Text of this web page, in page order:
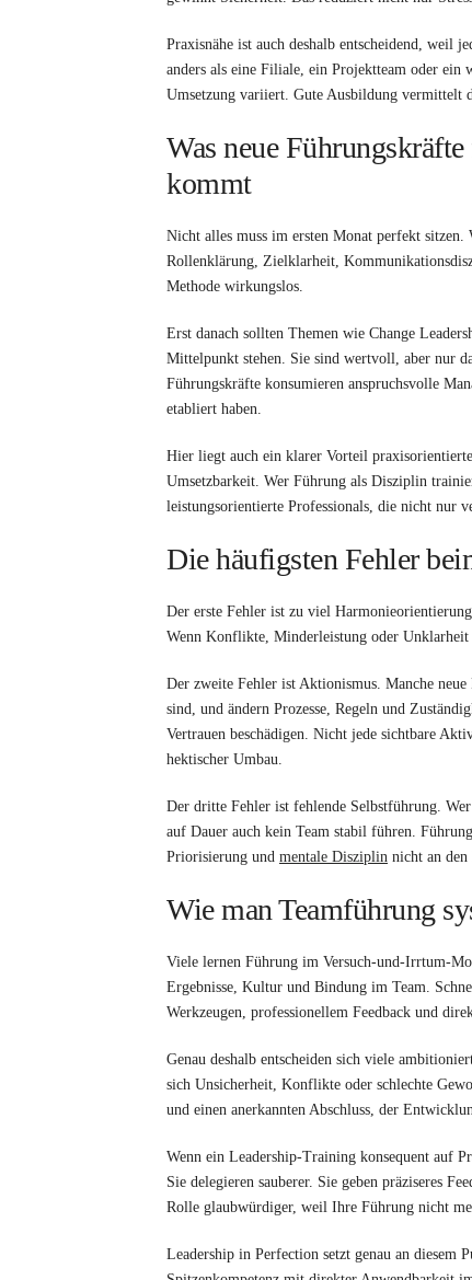
Praxisnähe ist auch deshalb entscheidend, weil
anders als eine Filiale, ein Projektteam oder ein
Umsetzung variiert. Gute Ausbildung vermittelt
Was neue
kommt
Nicht alles muss im ersten Monat perfekt
Rollenklärung, Zielklarheit,
Methode wirkungslos.
Erst danach sollten Themen wie Change
Mittelpunkt stehen. Sie sind wertvoll, aber nur
Führungskräfte konsumieren anspruchsvolle
etabliert haben.
Hier liegt auch ein klarer Vorteil
Umsetzbarkeit. Wer Führung als Disziplin
leistungsorientierte Professionals, die nicht nur
Die häufigsten Fehler
Der erste Fehler ist zu viel
Wenn Konflikte, Minderleistung oder Unklarheit
Der zweite Fehler ist Aktionismus. Manche
sind, und ändern Prozesse, Regeln und
Vertrauen beschädigen. Nicht jede sichtbare
hektischer Umbau.
Der dritte Fehler ist fehlende Selbstführung.
auf Dauer auch kein Team stabil führen.
Priorisierung und mentale Disziplin nicht an
Wie man Teamführung
Viele lernen Führung im Versuch-und-Irrtum-
Ergebnisse, Kultur und Bindung im Team.
Werkzeugen, professionellem Feedback und
Genau deshalb entscheiden sich viele
sich Unsicherheit, Konflikte oder schlechte
und einen anerkannten Abschluss, der
Wenn ein Leadership-Training konsequent auf
Sie delegieren sauberer. Sie geben präziseres
Rolle glaubwürdiger, weil Ihre Führung nicht
Leadership in Perfection setzt genau an diesem